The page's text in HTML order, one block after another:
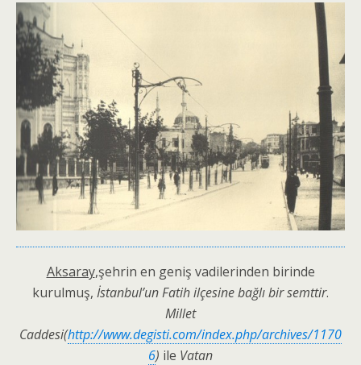
Aksaray,şehrin en geniş vadilerinden birinde
kurulmuş, İstanbul’un Fatih ilçesine bağlı bir semttir.
Millet
Caddesi(http://www.degisti.com/index.php/archives/1170
6) ile Vatan